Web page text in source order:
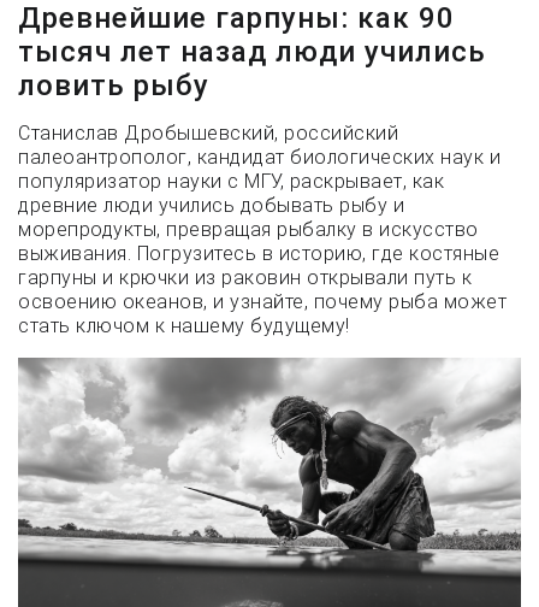
Древнейшие гарпуны: как 90
тысяч лет назад люди учились
ловить рыбу
Станислав Дробышевский, российский
палеоантрополог, кандидат биологических наук и
популяризатор науки с МГУ, раскрывает, как
древние люди учились добывать рыбу и
морепродукты, превращая рыбалку в искусство
выживания. Погрузитесь в историю, где костяные
гарпуны и крючки из раковин открывали путь к
освоению океанов, и узнайте, почему рыба может
стать ключом к нашему будущему!